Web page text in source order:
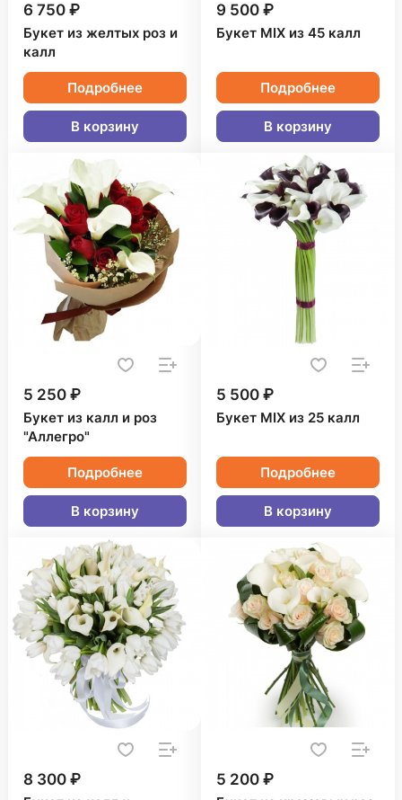
6 750 ₽
Букет из желтых роз и
калл
Подробнее
В корзину
9 500 ₽
Букет MIX из 45 калл
Подробнее
В корзину
5 250 ₽
Букет из калл и роз
"Аллегро"
Подробнее
В корзину
5 500 ₽
Букет MIX из 25 калл
Подробнее
В корзину
8 300 ₽ 5 200 ₽